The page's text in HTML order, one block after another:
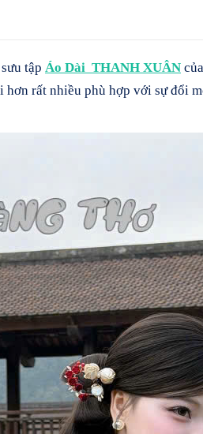
tập Áo Dài THANH XUÂN
hơn rất nhiều phù hợp với sự đổi